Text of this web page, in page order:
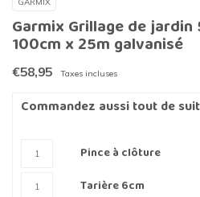
GARMIX
Garmix Grillage de
100cm x 25m galvanisé
€58,95 Taxes incluses
Commandez aussi tout de
Pince à clôture
Tarière 6cm